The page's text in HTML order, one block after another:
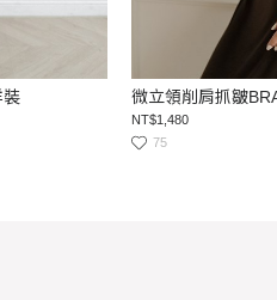
裝 微立領削肩抓皺
NT$1,480
75